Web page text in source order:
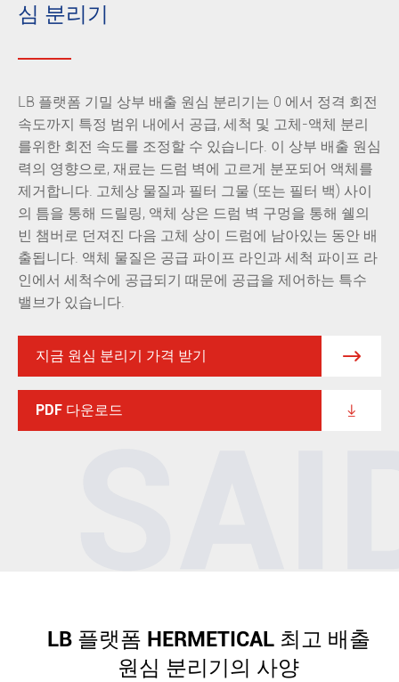
심 분리기
LB 플랫폼 기밀 상부 배출 원심 분리기는 0 에서 정격 회전
속도까지 특정 범위 내에서 공급, 세척 및 고체-액체 분리
를위한 회전 속도를 조정할 수 있습니다. 이 상부 배출 원심
력의 영향으로, 재료는 드럼 벽에 고르게 분포되어 액체를
제거합니다. 고체상 물질과 필터 그물 (또는 필터 백) 사이
의 틈을 통해 드릴링, 액체 상은 드럼 벽 구멍을 통해 쉘의
빈 챔버로 던져진 다음 고체 상이 드럼에 남아있는 동안 배
출됩니다. 액체 물질은 공급 파이프 라인과 세척 파이프 라
인에서 세척수에 공급되기 때문에 공급을 제어하는 특수
밸브가 있습니다.
지금 원심 분리기 가격 받기 
PDF 다운로드 
LB 플랫폼 HERMETICAL 최고 배출
원심 분리기의 사양